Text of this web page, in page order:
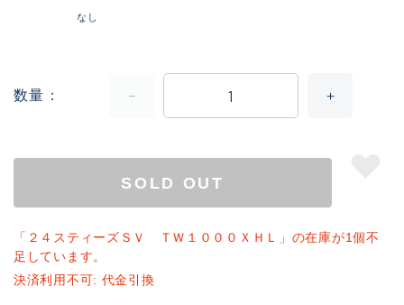
なし
数量
SOLD OUT
「２４スティーズＳＶ ＴＷ１０００ＸＨＬ」の在庫が1個不
足しています。
決済利用不可: 代金引換